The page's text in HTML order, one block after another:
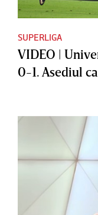
SUPERLIGA
VIDEO |
0-1. Asediul